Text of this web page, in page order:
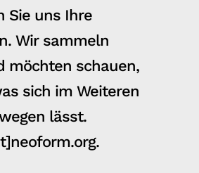
Sie uns Ihre
Wir sammeln
möchten schauen,
sich im Weiteren
lässt.